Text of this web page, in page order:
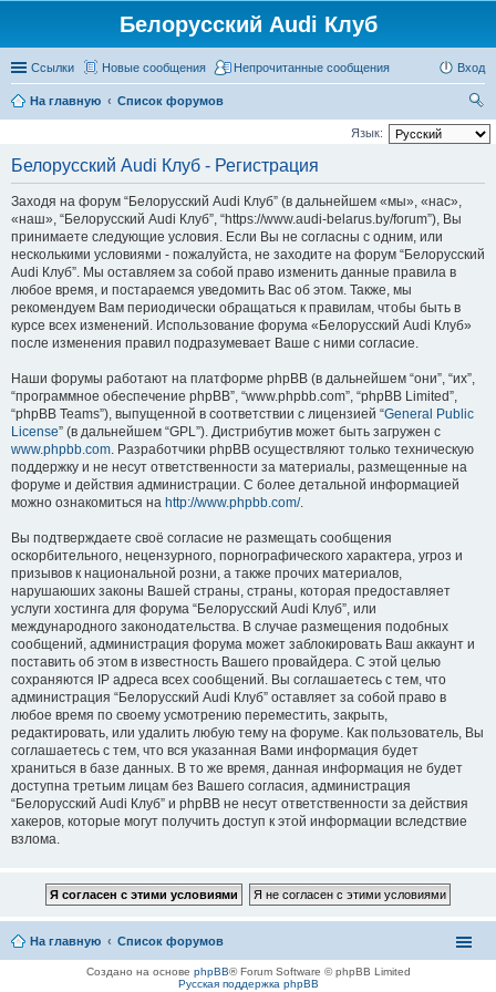
Белорусский Audi Клуб
Ссылки Новые сообщения Непрочитанные сообщения Вход
На главную
Список форумов
ои
Язык:
Белорусский Audi Клуб - Регистрация
Заходя на форум “Белорусский Audi Клуб” (в дальнейшем «мы», «нас»,
«наш», “Белорусский Audi Клуб”, “https://www.audi-belarus.by/forum”), Вы
принимаете следующие условия. Если Вы не согласны с одним, или
несколькими условиями - пожалуйста, не заходите на форум “Белорусский
Audi Клуб”. Мы оставляем за собой право изменить данные правила в
любое время, и постараемся уведомить Вас об этом. Также, мы
рекомендуем Вам периодически обращаться к правилам, чтобы быть в
курсе всех изменений. Использование форума «Белорусский Audi Клуб»
после изменения правил подразумевает Ваше с ними согласие.
Наши форумы работают на платформе phpBB (в дальнейшем “они”, “их”,
“программное обеспечение phpBB”, “www.phpbb.com”, “phpBB Limited”,
“phpBB Teams”), выпущенной в соответствии с лицензией “General Public
License” (в дальнейшем “GPL”). Дистрибутив может быть загружен с
www.phpbb.com. Разработчики phpBB осуществляют только техническую
поддержку и не несут ответственности за материалы, размещенные на
форуме и действия администрации. С более детальной информацией
можно ознакомиться на http://www.phpbb.com/.
Вы подтверждаете своё согласие не размещать сообщения
оскорбительного, нецензурного, порнографического характера, угроз и
призывов к национальной розни, а также прочих материалов,
нарушаюших законы Вашей страны, страны, которая предоставляет
услуги хостинга для форума “Белорусский Audi Клуб”, или
международного законодательства. В случае размещения подобных
сообщений, администрация форума может заблокировать Ваш аккаунт и
поставить об этом в известность Вашего провайдера. С этой целью
сохраняются IP адреса всех сообщений. Вы соглашаетесь с тем, что
администрация “Белорусский Audi Клуб” оставляет за собой право в
любое время по своему усмотрению переместить, закрыть,
редактировать, или удалить любую тему на форуме. Как пользователь, Вы
соглашаетесь с тем, что вся указанная Вами информация будет
храниться в базе данных. В то же время, данная информация не будет
доступна третьим лицам без Вашего согласия, администрация
“Белорусский Audi Клуб” и phpBB не несут ответственности за действия
хакеров, которые могут получить доступ к этой информации вследствие
взлома.
На главную Список форумов
Создано на основе phpBB® Forum Software © phpBB Limited
Русская поддержка phpBB